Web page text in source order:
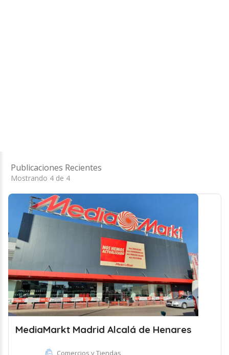
Publicaciones Recientes
Mostrando 4 de 4
MediaMarkt Madrid Alcalá de Henares
Comercios y Tiendas